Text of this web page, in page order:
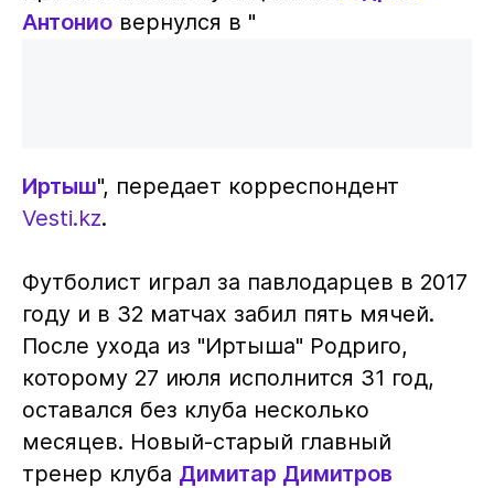
Антониовернулся в "
Иртыш", передает корреспондент
Vesti.kz.
Футболист играл за павлодарцев в 2017
году и в 32 матчах забил пять мячей.
После ухода из "Иртыша" Родриго,
которому 27 июля исполнится 31 год,
оставался без клуба несколько
месяцев. Новый-старый главный
тренер клуба Димитар Димитров